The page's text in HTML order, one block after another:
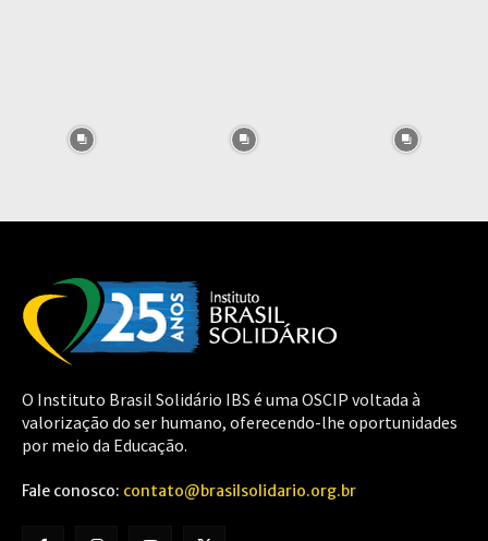
O Instituto Brasil Solidário IBS é uma OSCIP voltada à
valorização do ser humano, oferecendo-lhe oportunidades
por meio da Educação.
Fale conosco: contato@brasilsolidario.org.br